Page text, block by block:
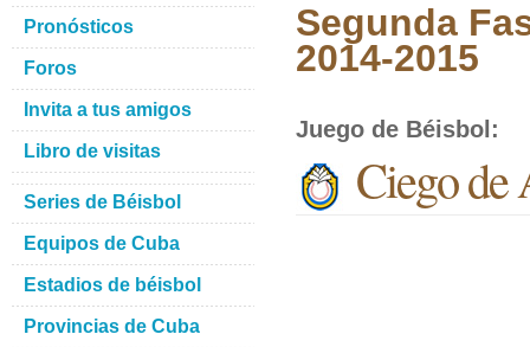
Segunda
2014-2015
Juego de Béisbol :
Ciego de
Pronósticos
Foros
Invita a tus amigos
Libro de visitas
Series de Béisbol
Equipos de Cuba
Estadios de béisbol
Provincias de Cuba